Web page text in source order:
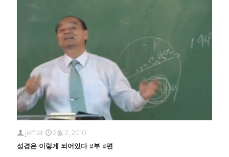
jeff at 2월 2, 2010
성경은 이렇게 되어있다 2부 2편